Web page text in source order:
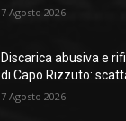
7 Agosto 2026
Discarica abusiva e
di Capo Rizzuto:
7 Agosto 2026